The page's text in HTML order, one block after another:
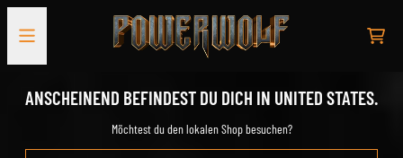
Zum Inhalt Official Store
ANSCHEINEND BEFINDEST DU DICH IN UNITED STATES.
Möchtest du den lokalen Shop besuchen?